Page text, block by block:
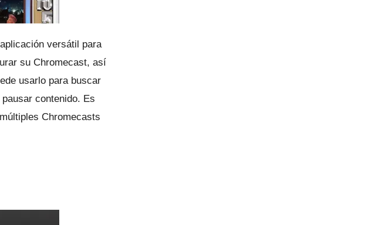
versátil para
su Chromecast, así
usarlo para buscar
contenido. Es
Chromecasts